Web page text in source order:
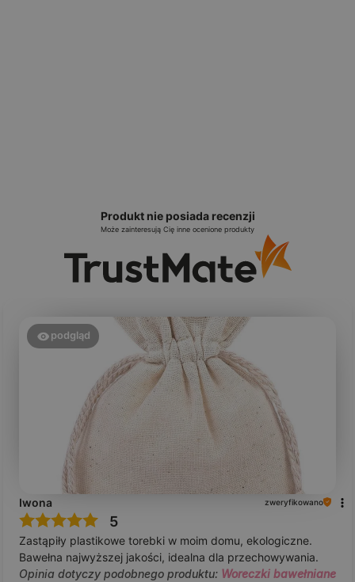
Produkt nie posiada recenzji
Może zainteresują Cię inne ocenione produkty
podgląd
Iwona zweryfikowano
5
Zastąpiły plastikowe torebki w moim domu, ekologiczne.
Bawełna najwyższej jakości, idealna dla przechowywania.
Opinia dotyczy podobnego produktu: Woreczki bawełniane